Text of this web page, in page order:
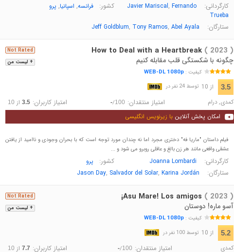
کارگردانی: Javier Mariscal, Fernando
Trueba
کشور: فرانسه, اسپانیا, پرو
ستارگان: Jeff Goldblum, Tony Ramos, Abel Ayala
+ لیست من
Not Rated How to Deal with a Heartbreak( 2023 )
چگونه با شکستگی قلب مقابله کنیم
کیفیت :WEB-DL 1080p
3.5 از 10 توسط 24 نفر در
کمدی, درام امتیاز منتقدان: -/100 امتیاز کاربران: 3.5 از 10
امکان پخش آنلاین با زیرنویس انگلیسی
فیلم داستان "ماریا فه" دختری مجرد اما نه چندان مورد توجه است که با بحران وجودی و ناامید از یافتن
عشقی واقعی مانند هر زن بالغ و عاقلی روبرو می شود و ...
کارگردانی: Joanna Lombardi کشور: پرو
ستارگان: Jason Day, Salvador del Solar, Karina Jordán
+ لیست من
Not Rated ¡Asu Mare! Los amigos ( 2023 )
آسو ماره! دوستان
کیفیت :WEB-DL 1080p
5.2 از 10 توسط 100 نفر در
کمدی امتیاز منتقدان: -/100 امتیاز کاربران: 7.7 از 10